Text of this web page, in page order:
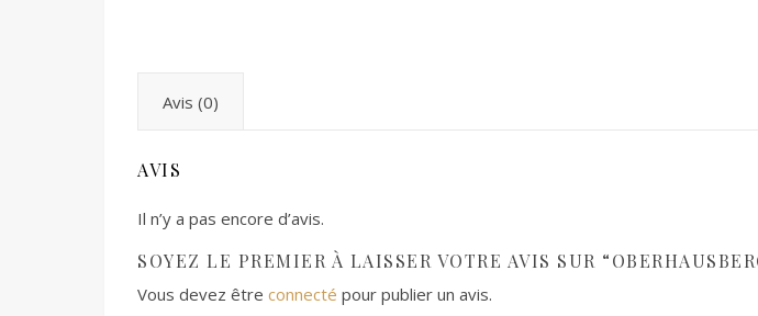
Avis (0)
AVIS
Il n’y a pas encore d’avis.
SOYEZ LE PREMIER À LAISSER VOTRE AVIS SUR
Vous devez être connecté pour publier un avis.